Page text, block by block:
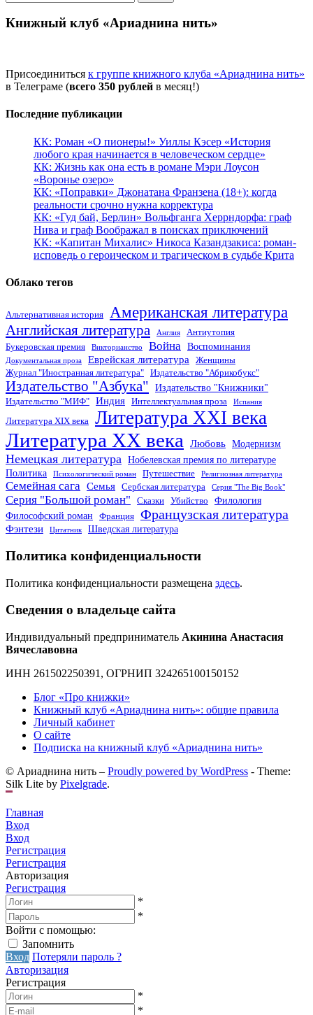
Книжный клуб «Ариаднина нить»
Присоединиться к группе книжного клуба «Ариаднина нить»
в Телеграме (всего 350 рублей в месяц!)
Последние публикации
КК: Роман «О пионеры!» Уиллы Кэсер «История
любого края начинается в человеческом сердце»
КК: Жизнь как она есть в романе Мэри Лоусон
«Воронье озеро»
КК: «Поправки» Джонатана Франзена (18+): когда
реальности срочно нужна корректура
КК: «Гуд бай, Берлин» Вольфганга Херрндорфа: граф
Нива и граф Воображал в поисках приключений
КК: «Капитан Михалис» Никоса Казандзакиса: роман-
исповедь о героическом и трагическом в судьбе Крита
Облако тегов
Альтернативная история Американская литература
Английская литература Англия
Антиутопия
Букеровская премия
Викторианство Война Воспоминания
Документальная проза Еврейская литература
Женщины
Журнал "Иностранная литература"
Издательство "Абрикобукс"
Издательство "Азбука" Издательство "Книжники"
Издательство "МИФ" Индия Интеллектуальная проза Испания
Литература XIX века Литература XXI века
Литература XX века Любовь Модернизм
Немецкая литература Нобелевская премия по литературе
Политика
Психологический роман Путешествие Религиозная литература
Семейная сага Семья Сербская литература Серия "The Big Book"
Серия "Большой роман" Сказки Убийство
Филология
Философский роман
Франция Французская литература
Фэнтези Цитатник Шведская литература
Политика конфиденциальности
Политика конфиденциальности размещена здесь.
Сведения о владельце сайта
Индивидуальный предприниматель Акинина Анастасия
Вячеславовна
ИНН 261502250391, ОГРНИП 324265100150152
Блог «Про книжки»
Книжный клуб «Ариаднина нить»: общие правила
Личный кабинет
О сайте
Подписка на книжный клуб «Ариаднина нить»
© Ариаднина нить – Proudly powered by WordPress - Theme:
Silk Lite by Pixelgrade.
Главная
Вход
Вход
Регистрация
Регистрация
Авторизация
Регистрация
*
*
Войти с помощью:
Запомнить
Вход Потеряли пароль ?
Авторизация
Регистрация
*
*